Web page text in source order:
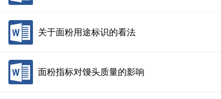
关于面粉用途标识的看法
面粉指标对馒头质量的影响